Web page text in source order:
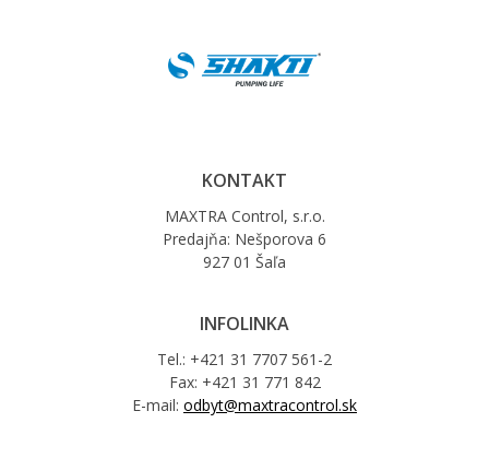
KONTAKT
MAXTRA Control, s.r.o.
Predajňa: Nešporova 6
927 01 Šaľa
INFOLINKA
Tel.: +421 31 7707 561-2
Fax: +421 31 771 842
E-mail: odbyt@maxtracontrol.sk